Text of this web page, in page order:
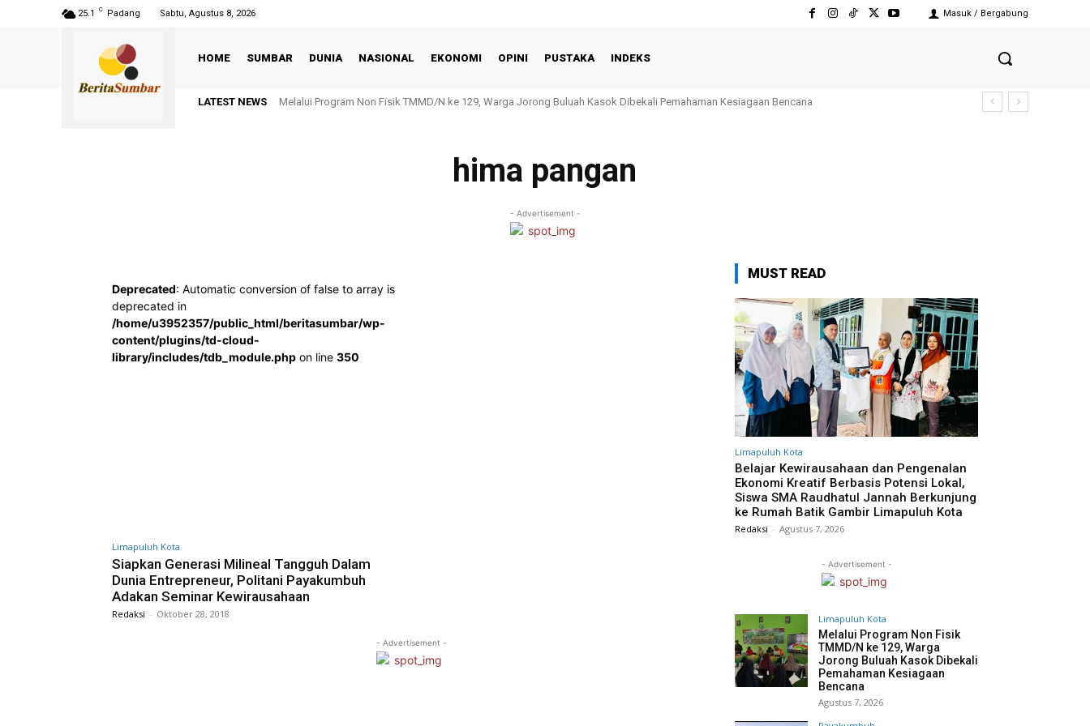
25.1 C Padang Sabtu, Agustus 8, 2026 Masuk / Bergabung
HOME SUMBAR DUNIA NASIONAL EKONOMI OPINI PUSTAKA INDEKS
LATEST NEWS Melalui Program Non Fisik TMMD/N ke 129, Warga Jorong Buluah Kasok Dibekali Pemahaman Kesiagaan Bencana
hima pangan
- Advertisement -
Deprecated: Automatic conversion of false to array is
deprecated in
/home/u3952357/public_html/beritasumbar/wp-
content/plugins/td-cloud-
library/includes/tdb_module.php on line 350
Limapuluh Kota
Siapkan Generasi Milineal Tangguh Dalam
Dunia Entrepreneur, Politani Payakumbuh
Adakan Seminar Kewirausahaan
Redaksi - Oktober 28, 2018
- Advertisement -
MUST READ
Limapuluh Kota
Belajar Kewirausahaan dan Pengenalan
Ekonomi Kreatif Berbasis Potensi Lokal,
Siswa SMA Raudhatul Jannah Berkunjung
ke Rumah Batik Gambir Limapuluh Kota
Redaksi - Agustus 7, 2026
- Advertisement -
Limapuluh Kota
Melalui Program Non Fisik
TMMD/N ke 129, Warga
Jorong Buluah Kasok Dibekali
Pemahaman Kesiagaan
Bencana
Agustus 7, 2026